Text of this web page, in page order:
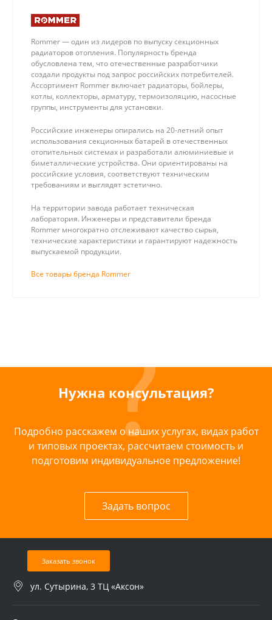
Rommer — один из лидеров по выпуску секционных
радиаторов отопления. Популярность бренда
обусловлена тем, что отечественные разработчики
создали продукты под запрос российских потребителей.
Ассортимент Rommer включает радиаторы, бойлеры,
котлы, коллекторы, арматуру, термоизоляцию, насосные
группы, инструменты для установки.
Российские инженеры опирались на 20-летний опыт
использования секционных батарей в отечественных
отопительных системах и разработали алюминиевые и
биметаллические устройства. Они ориентированы на
российские условия, соответствуют техническим
требованиям и выглядят эстетично.
На территории завода работает техническая
лаборатория. Инженеры и представители бренда
Rommer многократно отслеживают качество сырья,
технические характеристики и гарантируют надежность
выпускаемой продукции.
Все товары бренда Rommer
Нужна консультация?
Подробно расскажем о наших услугах, видах работ
и типовых проектах, рассчитаем стоимость и
подготовим индивидуальное предложение!
Задать вопрос
Заказать звонок
ул. Сутырина, 3 ТЦ «Аксон»